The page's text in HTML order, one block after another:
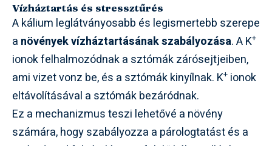
Vízháztartás és stressztűrés
A kálium leglátványosabb és legismertebb szerepe
a növények vízháztartásának szabályozása. A K+
ionok felhalmozódnak a sztómák zárósejtjeiben,
ami vizet vonz be, és a sztómák kinyílnak. K+ ionok
eltávolításával a sztómák bezáródnak.
Ez a mechanizmus teszi lehetővé a növény
számára, hogy szabályozza a párologtatást és a